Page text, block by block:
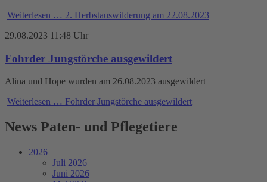
Weiterlesen … 2. Herbstauswilderung am 22.08.2023
29.08.2023 11:48 Uhr
Fohrder Jungstörche ausgewildert
Alina und Hope wurden am 26.08.2023 ausgewildert
Weiterlesen … Fohrder Jungstörche ausgewildert
News Paten- und Pflegetiere
2026
Juli 2026
Juni 2026